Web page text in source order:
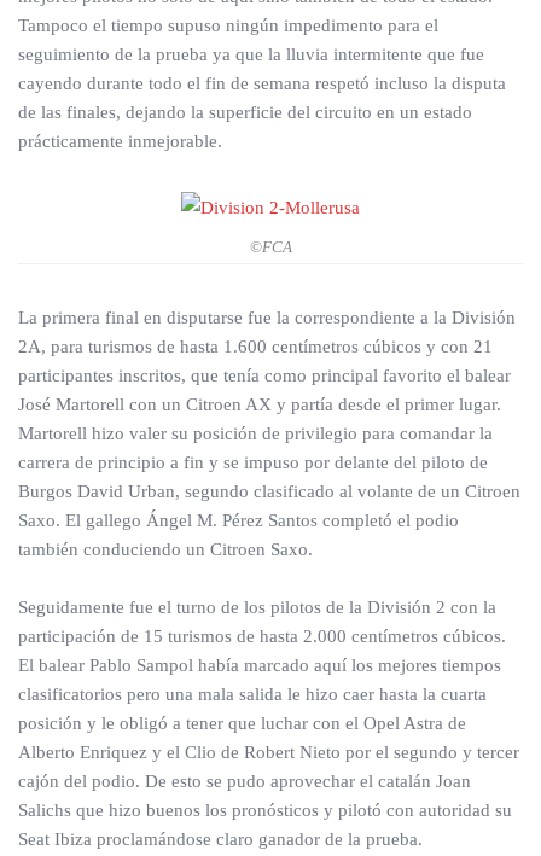
Tampoco el tiempo supuso ningún impedimento para el
seguimiento de la prueba ya que la lluvia intermitente que fue
cayendo durante todo el fin de semana respetó incluso la disputa
de las finales, dejando la superficie del circuito en un estado
prácticamente inmejorable.
©FCA
La primera final en disputarse fue la correspondiente a la División
2A, para turismos de hasta 1.600 centímetros cúbicos y con 21
participantes inscritos, que tenía como principal favorito el balear
José Martorell con un Citroen AX y partía desde el primer lugar.
Martorell hizo valer su posición de privilegio para comandar la
carrera de principio a fin y se impuso por delante del piloto de
Burgos David Urban, segundo clasificado al volante de un Citroen
Saxo. El gallego Ángel M. Pérez Santos completó el podio
también conduciendo un Citroen Saxo.
Seguidamente fue el turno de los pilotos de la División 2 con la
participación de 15 turismos de hasta 2.000 centímetros cúbicos.
El balear Pablo Sampol había marcado aquí los mejores tiempos
clasificatorios pero una mala salida le hizo caer hasta la cuarta
posición y le obligó a tener que luchar con el Opel Astra de
Alberto Enriquez y el Clio de Robert Nieto por el segundo y tercer
cajón del podio. De esto se pudo aprovechar el catalán Joan
Salichs que hizo buenos los pronósticos y pilotó con autoridad su
Seat Ibiza proclamándose claro ganador de la prueba.